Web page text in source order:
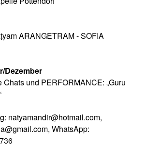
ARANGETRAM - SOFIA
Dezember
Chats und PERFORMANCE: „Guru
natyamandir@hotmail.com,
WhatsApp: